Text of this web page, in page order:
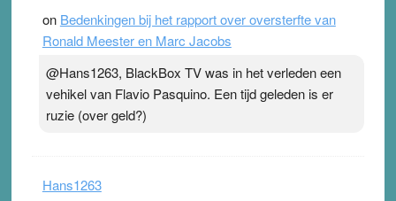
on Bedenkingen bij het rapport over oversterfte van
Ronald Meester en Marc Jacobs
@Hans1263, BlackBox TV was in het verleden een
vehikel van Flavio Pasquino. Een tijd geleden is er
ruzie (over geld?)
Hans1263